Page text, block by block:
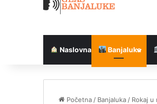
Naslovna Banjaluka
Početna / Banjaluka / Rokaj